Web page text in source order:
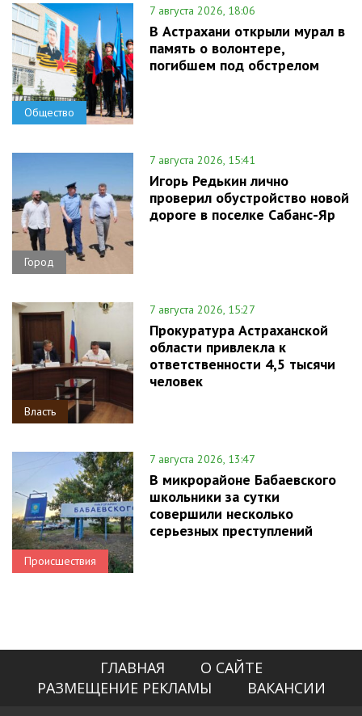
Общество
7 августа 2026, 18:06
В Астрахани открыли мурал в
память о волонтере,
погибшем под обстрелом
Город
7 августа 2026, 15:41
Игорь Редькин лично
проверил обустройство новой
дороге в поселке Сабанс-Яр
Власть
7 августа 2026, 15:27
Прокуратура Астраханской
области привлекла к
ответственности 4,5 тысячи
человек
Происшествия
7 августа 2026, 13:47
В микрорайоне Бабаевского
школьники за сутки
совершили несколько
серьезных преступлений
ГЛАВНАЯ
О САЙТЕ
РАЗМЕЩЕНИЕ РЕКЛАМЫ
ВАКАНСИИ